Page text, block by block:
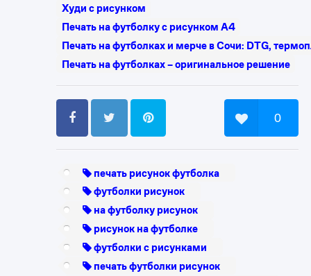
Худи с рисунком
Печать на футболку с рисунком А4
Печать на футболках и мерче в Сочи: DTG,
Печать на футболках – оригинальное решение
0
печать рисунок футболка
футболки рисунок
на футболку рисунок
рисунок на футболке
футболки с рисунками
печать футболки рисунок